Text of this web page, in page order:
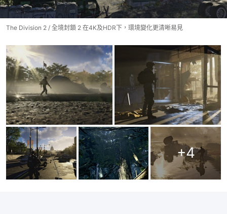
The Division 2 / 全境封鎖 2 在4K及HDR下，環境變化更清晰易見
+4